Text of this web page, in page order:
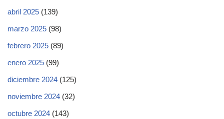
abril 2025 (139)
marzo 2025 (98)
febrero 2025 (89)
enero 2025 (99)
diciembre 2024 (125)
noviembre 2024 (32)
octubre 2024 (143)